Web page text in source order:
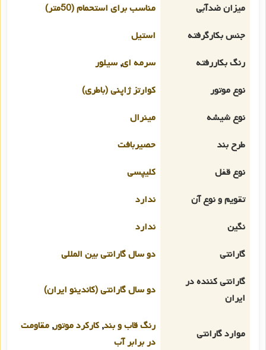
میزان ضدآبی
مناسب برای استحمام (50متر)
جنس بکارگرفته
استیل
رنگ بکاررفته
سرمه ای, سیلور
نوع موتور
کوارتز ژاپنی (باطری)
نوع شیشه
مینرال
طرح بند
حصیربافت
نوع قفل
کلیپسی
تقویم و نوع آن
ندارد
نگین
ندارد
گارانتی
دو سال گارانتی بین المللی
گارانتی کننده در
ایران
دو سال گارانتی (کاندینو ایران)
موارد گارانتی
رنگ قاب و بند, کارکرد موتور, مقاومت
در برابر آب